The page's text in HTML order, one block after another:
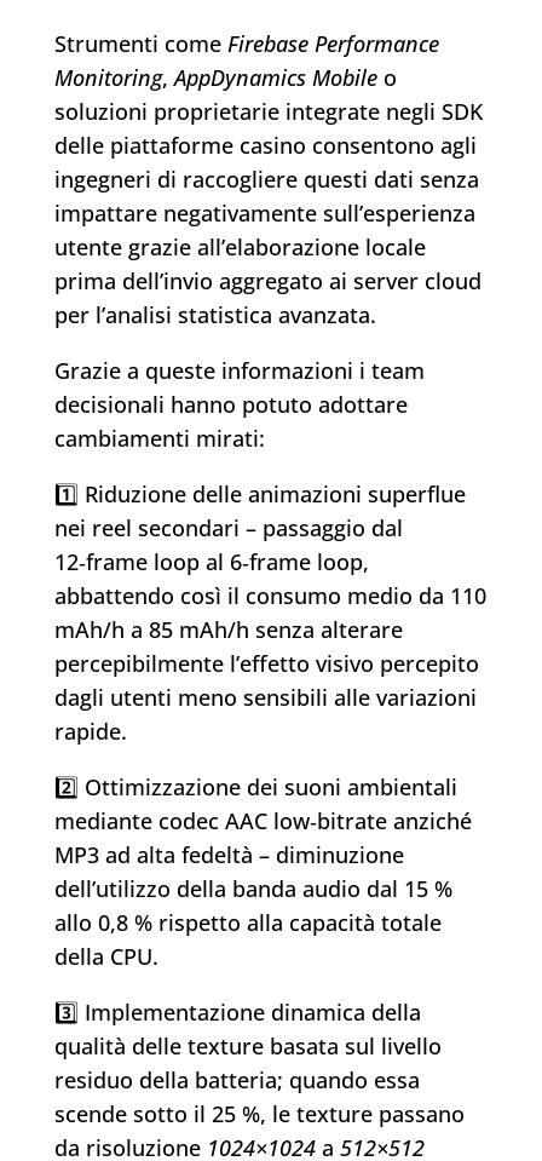
Strumenti come Firebase Performance
Monitoring,AppDynamics Mobileo
soluzioni proprietarie integrate negli SDK
delle piattaforme casino consentono agli
ingegneri di raccogliere questi dati senza
impattare negativamente sull’esperienza
utente grazie all’elaborazione locale
prima dell’invio aggregato ai server cloud
per l’analisi statistica avanzata.
Grazie a queste informazioni i team
decisionali hanno potuto adottare
cambiamenti mirati:
1️⃣ Riduzione delle animazioni superflue
nei reel secondari – passaggio dal
12‑frame loop al 6‑frame loop,
abbattendo così il consumo medio da 110
mAh/h a 85 mAh/h senza alterare
percepibilmente l’effetto visivo percepito
dagli utenti meno sensibili alle variazioni
rapide.
2️⃣ Ottimizzazione dei suoni ambientali
mediante codec AAC low‑bitrate anziché
MP3 ad alta fedeltà – diminuzione
dell’utilizzo della banda audio dal 15 %
allo 0,8 % rispetto alla capacità totale
della CPU.
3️⃣ Implementazione dinamica della
qualità delle texture basata sul livello
residuo della batteria; quando essa
scende sotto il ​25 %, le texture passano
da risoluzione 1024×1024a 512×512